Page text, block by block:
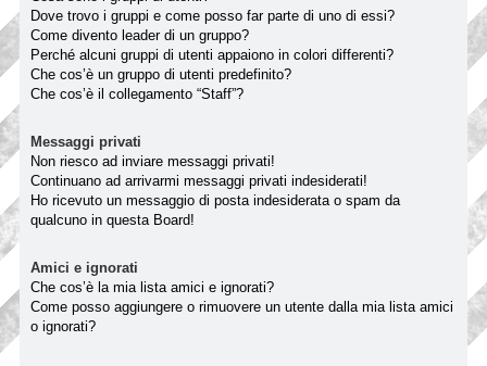
Dove trovo i gruppi e come posso far parte di uno di essi?
Come divento leader di un gruppo?
Perché alcuni gruppi di utenti appaiono in colori differenti?
Che cos’è un gruppo di utenti predefinito?
Che cos’è il collegamento “Staff”?
Messaggi privati
Non riesco ad inviare messaggi privati!
Continuano ad arrivarmi messaggi privati indesiderati!
Ho ricevuto un messaggio di posta indesiderata o spam da
qualcuno in questa Board!
Amici e ignorati
Che cos’è la mia lista amici e ignorati?
Come posso aggiungere o rimuovere un utente dalla mia lista amici
o ignorati?